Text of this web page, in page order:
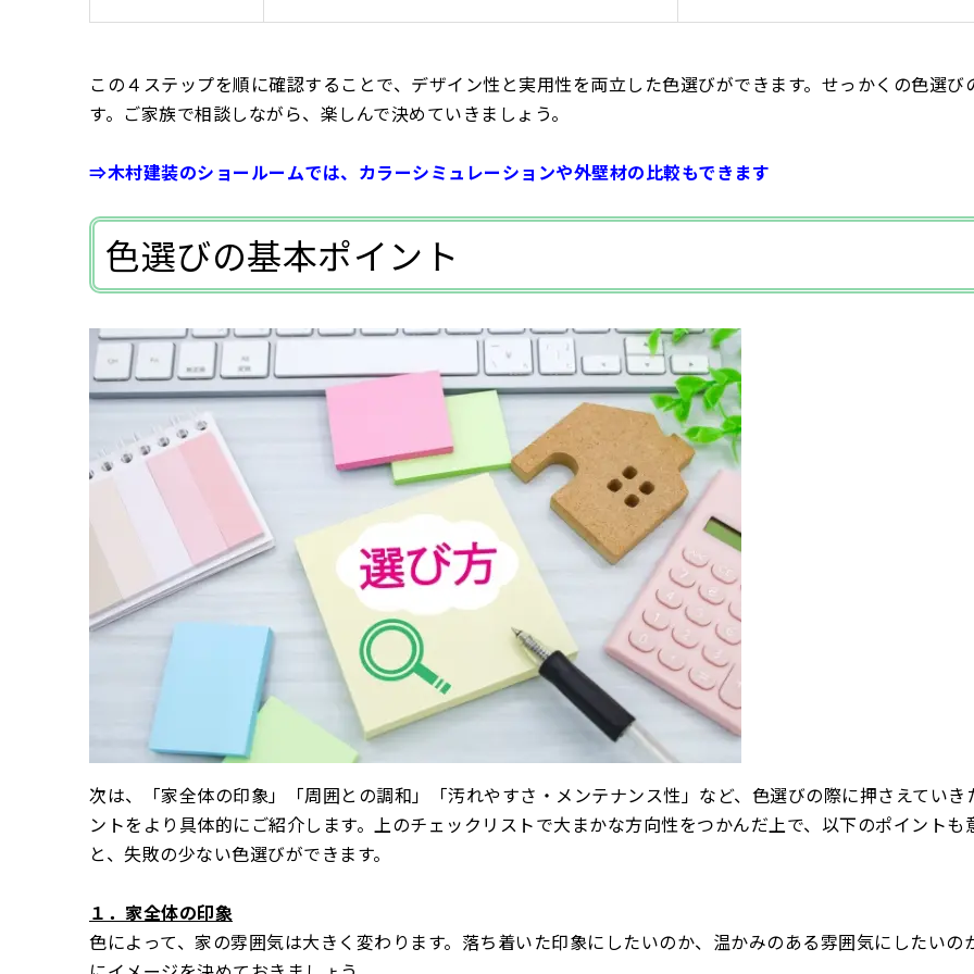
この４ステップを順に確認することで、デザイン性と実用性を両立した色選びができます。せっかくの色選び
す。ご家族で相談しながら、楽しんで決めていきましょう。
⇒木村建装のショールームでは、カラーシミュレーションや外壁材の比較もできます
色選びの基本ポイント
次は、「家全体の印象」「周囲との調和」「汚れやすさ・メンテナンス性」など、色選びの際に押さえていき
ントをより具体的にご紹介します。上のチェックリストで大まかな方向性をつかんだ上で、以下のポイントも
と、失敗の少ない色選びができます。
１．家全体の印象
色によって、家の雰囲気は大きく変わります。落ち着いた印象にしたいのか、温かみのある雰囲気にしたいの